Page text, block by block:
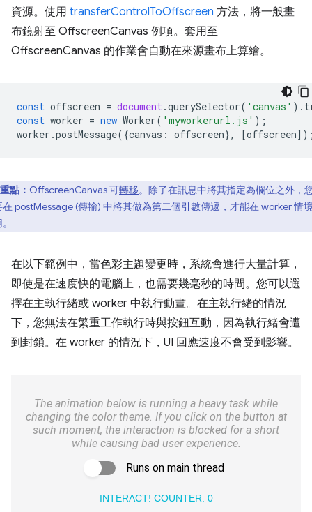
資源。使用 transferControlToOffscreen 方法，將一般畫
布鏡射至 OffscreenCanvas 例項。套用至
OffscreenCanvas 的作業會自動在來源畫布上算繪。
const offscreen = document.querySelector( 'canvas' ).
const worker = new Worker( 'myworkerurl.js' );
worker .postMessage({canvas : offscreen}, [offscreen
重點： OffscreenCanvas 可轉移。除了在訊息中將其指定為欄位之外，
在 postMessage (傳輸) 中將其做為第二個引數傳遞，才能在 worker 情
在以下範例中，當色彩主題變更時，系統會進行大量計算，
即使是在速度快的電腦上，也需要幾毫秒的時間。您可以選
擇在主執行緒或 worker 中執行動畫。在主執行緒的情況
下，您無法在繁重工作執行時與按鈕互動，因為執行緒會遭
到封鎖。在 worker 的情況下，UI 回應速度不會受到影響。